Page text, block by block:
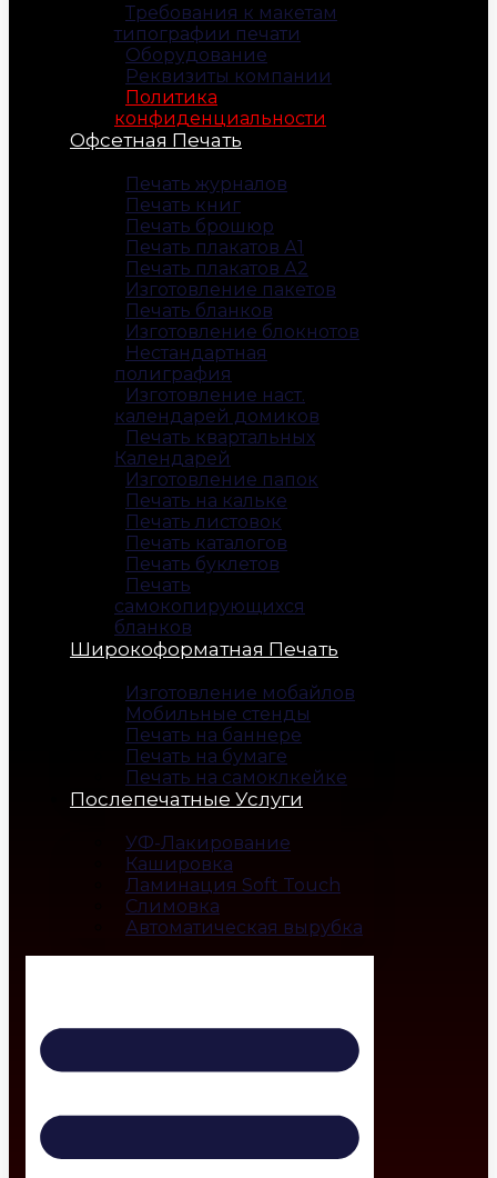
Требования к макетам
типографии печати
Оборудование
Реквизиты компании
Политика
конфиденциальности
Офсетная Печать
Печать журналов
Печать книг
Печать брошюр
Печать плакатов А1
Печать плакатов А2
Изготовление пакетов
Печать бланков
Изготовление блокнотов
Нестандартная
полиграфия
Изготовление наст.
календарей домиков
Печать квартальных
Календарей
Изготовление папок
Печать на кальке
Печать листовок
Печать каталогов
Печать буклетов
Печать
самокопирующихся
бланков
Широкоформатная Печать
Изготовление мобайлов
Мобильные стенды
Печать на баннере
Печать на бумаге
Печать на самоклкейке
Послепечатные Услуги
УФ-Лакирование
Кашировка
Ламинация Soft Touch
Слимовка
Автоматическая вырубка